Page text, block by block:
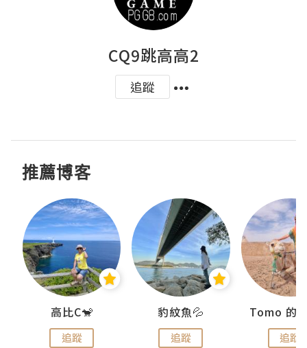
CQ9跳高高2
追蹤
推薦博客
高比C🐒
追蹤
豹紋魚💦
追蹤 追蹤